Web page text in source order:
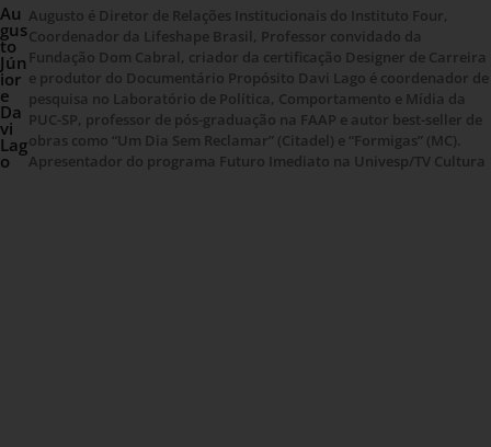
Au
gus
to
Jún
ior
e
Da
vi
Lag
o
Augusto é Diretor de Relações Institucionais do Instituto Four,
Coordenador da Lifeshape Brasil, Professor convidado da
Fundação Dom Cabral, criador da certificação Designer de Carreira
e produtor do Documentário Propósito Davi Lago é coordenador de
pesquisa no Laboratório de Política, Comportamento e Mídia da
PUC-SP, professor de pós-graduação na FAAP e autor best-seller de
obras como “Um Dia Sem Reclamar” (Citadel) e “Formigas” (MC).
Apresentador do programa Futuro Imediato na Univesp/TV Cultura